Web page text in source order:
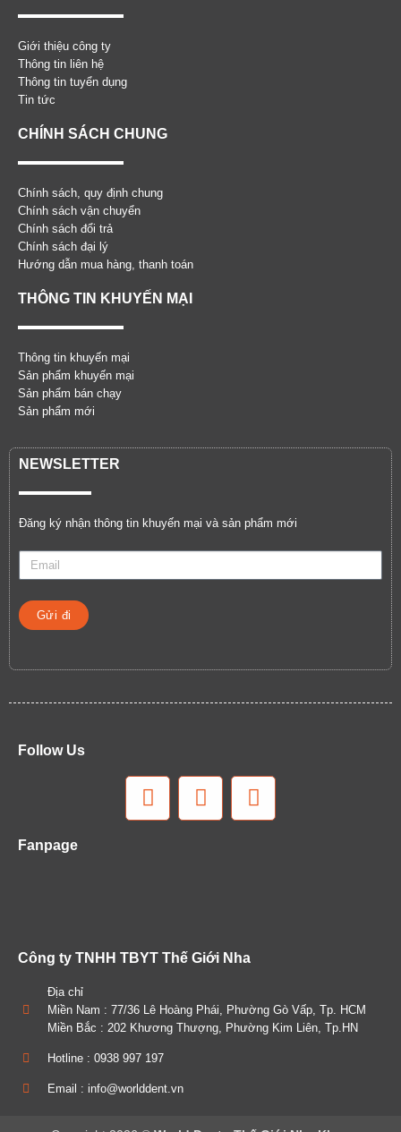
Giới thiệu công ty
Thông tin liên hệ
Thông tin tuyển dụng
Tin tức
CHÍNH SÁCH CHUNG
Chính sách, quy định chung
Chính sách vận chuyển
Chính sách đổi trả
Chính sách đại lý
Hướng dẫn mua hàng, thanh toán
THÔNG TIN KHUYẾN MẠI
Thông tin khuyến mại
Sản phẩm khuyến mại
Sản phẩm bán chạy
Sản phẩm mới
NEWSLETTER
Đăng ký nhận thông tin khuyến mại và sản phẩm mới
Gửi đi
Follow Us
Fanpage
Công ty TNHH TBYT Thế Giới Nha
Địa chỉ
Miền Nam : 77/36 Lê Hoàng Phái, Phường Gò Vấp, Tp. HCM
Miền Bắc : 202 Khương Thượng, Phường Kim Liên, Tp.HN
Hotline : 0938 997 197
Email : info@worlddent.vn